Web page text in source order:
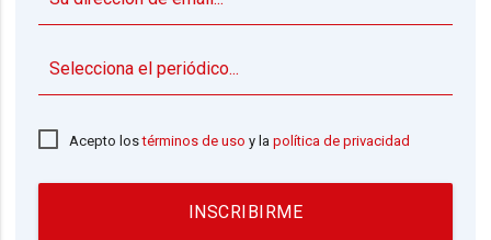
Acepto lostérminos de uso y lapolítica de privacidad
INSCRIBIRME